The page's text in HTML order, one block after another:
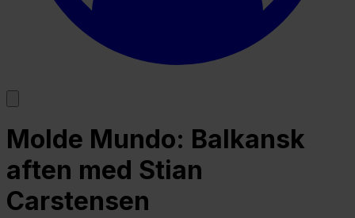
Molde Mundo: Balkansk
aften med Stian
Carstensen